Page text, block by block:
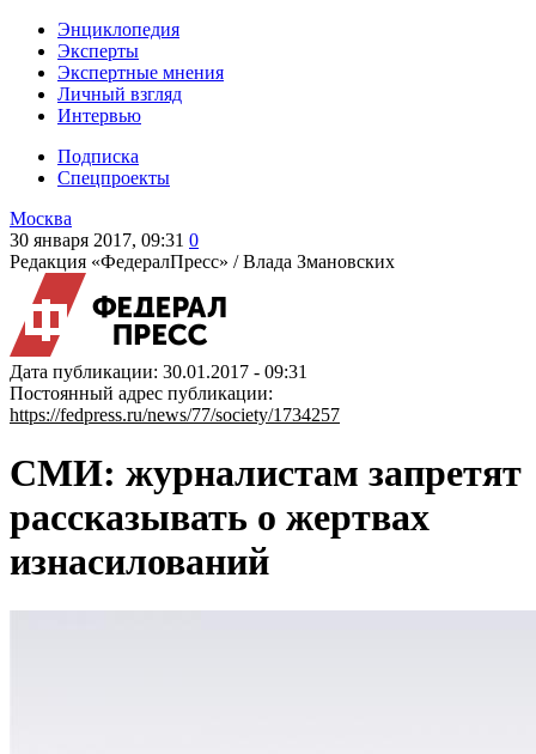
Энциклопедия
Эксперты
Экспертные мнения
Личный взгляд
Интервью
Подписка
Спецпроекты
Москва
30 января 2017, 09:31 0
Редакция «ФедералПресс» /Влада Змановских
Дата публикации: 30.01.2017 - 09:31
Постоянный адрес публикации:
https://fedpress.ru/news/77/society/1734257
СМИ: журналистам запретят
рассказывать о жертвах
изнасилований